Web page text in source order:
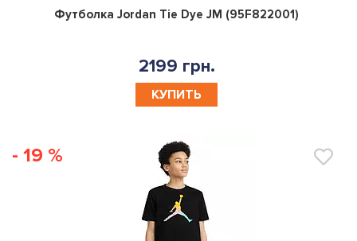
0
Футболка Jordan Tie Dye JM (95F822001)
2199 грн.
КУПИТЬ
- 19 %